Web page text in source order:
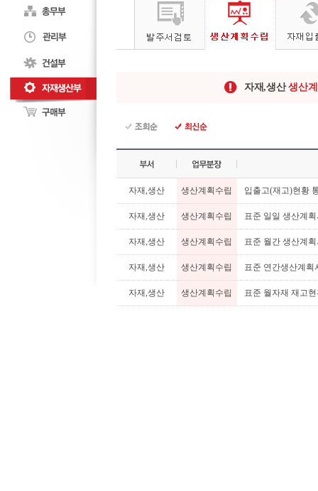
자재,생산생산
자재,생산 생산계획수립 입출고(재고)현황
자재,생산 생산계획수립 표준 일일 생산계
자재,생산 생산계획수립 표준 월간 생산계
자재,생산 생산계획수립 표준 연간생산계획
자재,생산 생산계획수립 표준 월자재 재고